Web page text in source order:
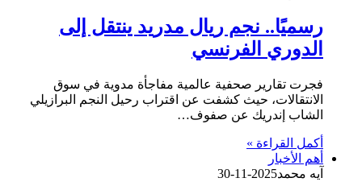
رسميًا.. نجم ريال مدريد ينتقل إلى
الدوري الفرنسي
فجرت تقارير صحفية عالمية مفاجأة مدوية في سوق
الانتقالات، حيث كشفت عن اقتراب رحيل النجم البرازيلي
الشاب إندريك عن صفوف…
أكمل القراءة »
أهم الأخبار
آيه محمد2025-11-30